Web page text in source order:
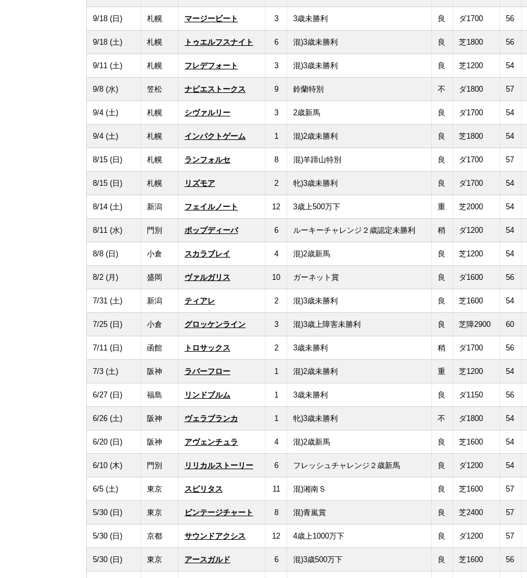
9/18 (日) 札幌 マージービート 3 3歳未勝利 良 ダ1700 56
9/18 (土) 札幌 トゥエルフスナイト 6 混)3歳未勝利 良 芝1800 56
9/11 (土) 札幌 フレデフォート 3 混)3歳未勝利 良 芝1200 54
9/8 (水) 笠松 ナビエストークス 9 鈴蘭特別 不 ダ1800 57
9/4 (土) 札幌 シヴァルリー 3 2歳新馬 良 ダ1700 54
9/4 (土) 札幌 インパクトゲーム 1 混)2歳未勝利 良 芝1800 54
8/15 (日) 札幌 ランフォルセ 8 混)羊蹄山特別 良 ダ1700 57
8/15 (日) 札幌 リズモア 2 牝)3歳未勝利 良 ダ1700 54
8/14 (土) 新潟 フェイルノート 12 3歳上500万下 重 芝2000 54
8/11 (水) 門別 ポップディーバ 6 ルーキーチャレンジ２歳認定未勝利 稍 ダ1200 54
8/8 (日) 小倉 スカラブレイ 4 混)2歳新馬 良 芝1200 54
8/2 (月) 盛岡 ヴァルガリス 10 ガーネット賞 良 ダ1600 56
7/31 (土) 新潟 ティアレ 2 混)3歳未勝利 良 芝1600 54
7/25 (日) 小倉 グロッケンライン 3 混)3歳上障害未勝利 良 芝障2900 60
7/11 (日) 函館 トロサックス 2 3歳未勝利 稍 ダ1700 56
7/3 (土) 阪神 ラバーフロー 1 混)2歳未勝利 重 芝1200 54
6/27 (日) 福島 リンドブルム 1 3歳未勝利 良 ダ1150 56
6/26 (土) 阪神 ヴェラブランカ 1 牝)3歳未勝利 不 ダ1800 54
6/20 (日) 阪神 アヴェンチュラ 4 混)2歳新馬 良 芝1600 54
6/10 (木) 門別 リリカルストーリー 6 フレッシュチャレンジ２歳新馬 良 ダ1200 54
6/5 (土) 東京 スピリタス 11 混)湘南Ｓ 良 芝1600 57
5/30 (日) 東京 ビンテージチャート 8 混)青嵐賞 良 芝2400 57
5/30 (日) 京都 サウンドアクシス 12 4歳上1000万下 良 ダ1200 57
5/30 (日) 東京 アースガルド 6 混)3歳500万下 良 芝1600 56